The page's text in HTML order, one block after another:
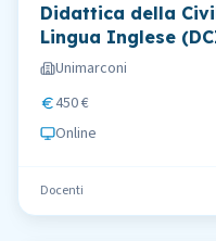
Didattica della
Lingua Inglese
Unimarconi
450 €
Online
Docenti